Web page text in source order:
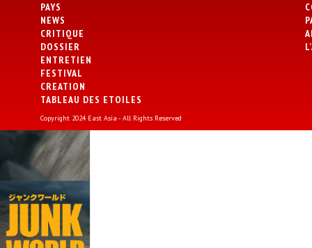
PAYS
NEWS
CRITIQUE
DOSSIER
ENTRETIEN
FESTIVAL
CREATION
TABLEAU DES ETOILES
Copyright 2024 East Asia - All Rights Reserved